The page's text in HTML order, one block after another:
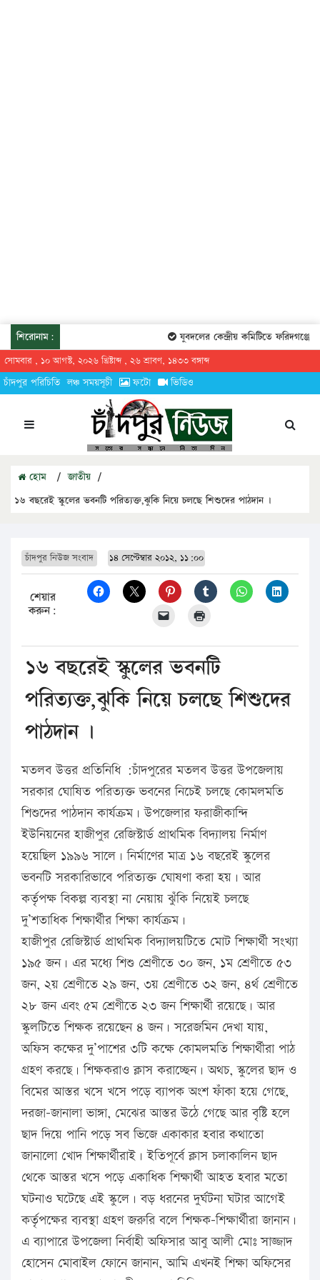
শিরোনাম: যুবদলের কেন্দ্রীয় কমিটিতে ফরিদগঞ্জের
সোমবার , ১০ আগস্ট, ২০২৬ খ্রিষ্টাব্দ , ২৬ শ্রাবণ, ১৪৩৩ বঙ্গাব্দ
চাঁদপুর পরিচিতি লঞ্চ সময়সূচী ফটো ভিডিও
হোম / জাতীয় /
১৬ বছরেই স্কুলের ভবনটি পরিত্যক্ত,ঝুকি নিয়ে চলছে শিশুদের পাঠদান ।
চাঁদপুর নিউজ সংবাদ ১৪ সেপ্টেম্বার ২০১২, ১১:০০
শেয়ার
করুন:
১৬ বছরেই স্কুলের ভবনটি
পরিত্যক্ত,ঝুকি নিয়ে চলছে শিশুদের
পাঠদান ।
মতলব উত্তর প্রতিনিধি :চাঁদপুরের মতলব উত্তর উপজেলায়
সরকার ঘোষিত পরিত্যক্ত ভবনের নিচেই চলছে কোমলমতি
শিশুদের পাঠদান কার্যক্রম। উপজেলার ফরাজীকান্দি
ইউনিয়নের হাজীপুর রেজিস্টার্ড প্রাথমিক বিদ্যালয় নির্মাণ
হয়েছিল ১৯৯৬ সালে। নির্মাণের মাত্র ১৬ বছরেই স্কুলের
ভবনটি সরকারিভাবে পরিত্যক্ত ঘোষণা করা হয়। আর
কর্তৃপক্ষ বিকল্প ব্যবস্থা না নেয়ায় ঝুঁকি নিয়েই চলছে
দু’শতাধিক শিক্ষার্থীর শিক্ষা কার্যক্রম।
হাজীপুর রেজিস্টার্ড প্রাথমিক বিদ্যালয়টিতে মোট শিক্ষার্থী সংখ্যা
১৯৫ জন। এর মধ্যে শিশু শ্রেণীতে ৩০ জন, ১ম শ্রেণীতে ৫৩
জন, ২য় শ্রেণীতে ২৯ জন, ৩য় শ্রেণীতে ৩২ জন, ৪র্থ শ্রেণীতে
২৮ জন এবং ৫ম শ্রেণীতে ২৩ জন শিক্ষার্থী রয়েছে। আর
স্কুলটিতে শিক্ষক রয়েছেন ৪ জন। সরেজমিন দেখা যায়,
অফিস কক্ষের দু’পাশের ৩টি কক্ষে কোমলমতি শিক্ষার্থীরা পাঠ
গ্রহণ করছে। শিক্ষকরাও ক্লাস করাচ্ছেন। অথচ, স্কুলের ছাদ ও
বিমের আস্তর খসে খসে পড়ে ব্যাপক অংশ ফাঁকা হয়ে গেছে,
দরজা-জানালা ভাঙ্গা, মেঝের আস্তর উঠে গেছে আর বৃষ্টি হলে
ছাদ দিয়ে পানি পড়ে সব ভিজে একাকার হবার কথাতো
জানালো খোদ শিক্ষার্থীরাই। ইতিপূর্বে ক্লাস চলাকালিন ছাদ
থেকে আস্তর খসে পড়ে একাধিক শিক্ষার্থী আহত হবার মতো
ঘটনাও ঘটেছে এই স্কুলে। বড় ধরনের দুর্ঘটনা ঘটার আগেই
কর্তৃপক্ষের ব্যবস্থা গ্রহণ জরুরি বলে শিক্ষক-শিক্ষার্থীরা জানান।
এ ব্যাপারে উপজেলা নির্বাহী অফিসার আবু আলী মোঃ সাজ্জাদ
হোসেন মোবাইল ফোনে জানান, আমি এখনই শিক্ষা অফিসের